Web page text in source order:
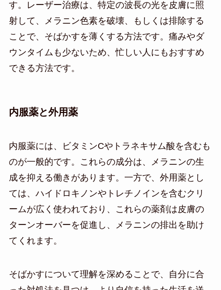
す。レーザー治療は、特定の波長の光を皮膚に照
射して、メラニン色素を破壊、もしくは排除する
ことで、そばかすを薄くする方法です。痛みやダ
ウンタイムも少ないため、忙しい人にもおすすめ
できる方法です。
内服薬と外用薬
内服薬には、ビタミンCやトラネキサム酸を含むも
のが一般的です。これらの成分は、メラニンの生
成を抑える働きがあります。一方で、外用薬とし
ては、ハイドロキノンやトレチノインを含むクリ
ームが広く使われており、これらの薬剤は皮膚の
ターンオーバーを促進し、メラニンの排出を助け
てくれます。
そばかすについて理解を深めることで、自分に合